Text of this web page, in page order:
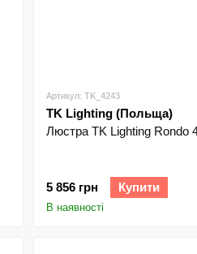
Артикул: TK_4243
TK Lighting (Польща)
Люстра TK Lighting Rondo
5 856 грн Купити
В наявності